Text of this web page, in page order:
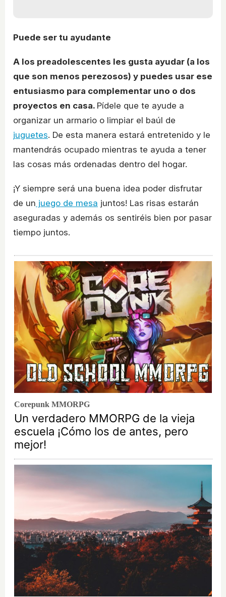
Puede ser tu ayudante
A los preadolescentes les gusta ayudar (a los
que son menos perezosos) y puedes usar ese
entusiasmo para complementar uno o dos
proyectos en casa. Pídele que te ayude a
organizar un armario o limpiar el baúl de
juguetes. De esta manera estará entretenido y le
mantendrás ocupado mientras te ayuda a tener
las cosas más ordenadas dentro del hogar.
¡Y siempre será una buena idea poder disfrutar
de un juego de mesa juntos! Las risas estarán
aseguradas y además os sentiréis bien por pasar
tiempo juntos.
Corepunk MMORPG
Un verdadero MMORPG de la vieja
escuela ¡Cómo los de antes, pero
mejor!